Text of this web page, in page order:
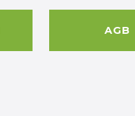
AGB